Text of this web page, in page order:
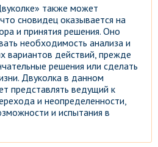
также может
сновидец оказывается на
и принятия решения. Оно
необходимость анализа и
вариантов действий, прежде
решения или сделать
Двуколка в данном
представлять ведущий к
и неопределенности,
и испытания в